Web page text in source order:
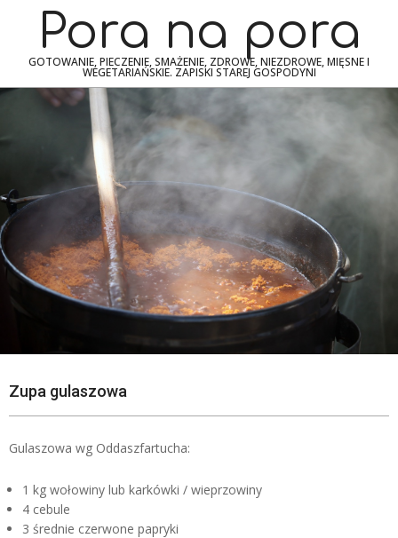
content
NavigationPora na pora
GOTOWANIE, PIECZENIE, SMAŻENIE, ZDROWE, NIEZDROWE, MIĘSNE I
WEGETARIAŃSKIE. ZAPISKI STAREJ GOSPODYNI
Zupa gulaszowa
Gulaszowa wg Oddaszfartucha:
1 kg wołowiny lub karkówki / wieprzowiny
4 cebule
3 średnie czerwone papryki